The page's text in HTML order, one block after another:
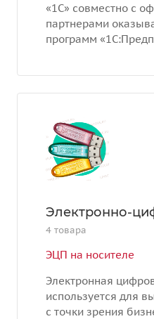
«1С» совместно с
партнерами
программ
Электронно-
4 товара
ЭЦП на носителе
Электронная
используется для
с точки зрения